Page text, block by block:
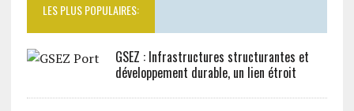
LES PLUS POPULAIRES:
GSEZ : Infrastructures structurantes et
développement durable, un lien étroit